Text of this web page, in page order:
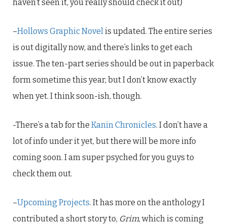
haven’t seen it, you really should check it out)
–Hollows Graphic Novelis updated. The entire series
is out digitally now, and there’s links to get each
issue. The ten-part series should be out in paperback
form sometime this year, but I don’t know exactly
when yet. I think soon-ish, though.
-There’s a tab for the Kanin Chronicles. I don’t have a
lot of info under it yet, but there will be more info
coming soon. I am super psyched for you guys to
check them out.
–Upcoming Projects. It has more on the anthology I
contributed a short story to, Grim, which is coming